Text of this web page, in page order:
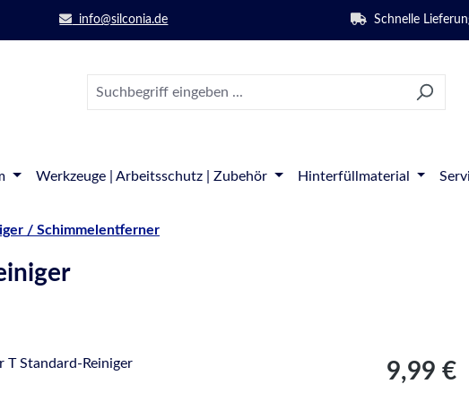
info@silconia.de Schnelle
Werkzeuge | Arbeitsschutz | Zubehör Hinterfüllmaterial
/ Schimmelentferner
Regulärer
9,99 €